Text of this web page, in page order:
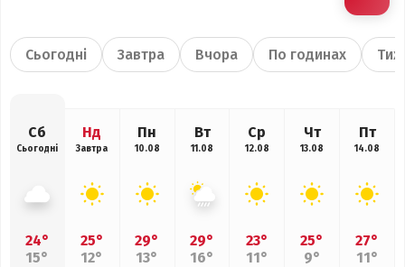
Сьогодні Завтра Вчора По годинах
Сб
Сьогодні
24°
15°
Нд
Завтра
25°
12°
Пн
10.08
29°
13°
Вт
11.08
29°
16°
Ср
12.08
23°
11°
Чт
13.08
25°
9°
Пт
14.08
27°
11°